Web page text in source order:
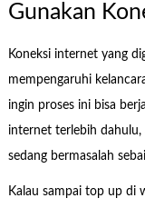
Gunakan
Koneksi internet yang
mempengaruhi
ingin proses ini bisa
internet terlebih dahulu,
sedang bermasalah
Kalau sampai top up di